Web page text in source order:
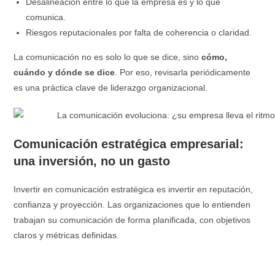
comunica.
Riesgos reputacionales por falta de coherencia o claridad.
La comunicación no es solo lo que se dice, sinocómo,
cuándo y dónde se dice . Por eso, revisarla periódicamente
es una práctica clave de liderazgo organizacional.
Comunicación estratégica empresarial:
una inversión, no un gasto
Invertir en comunicación estratégica es invertir en reputación,
confianza y proyección. Las organizaciones que lo entienden
trabajan su comunicación de forma planificada, con objetivos
claros y métricas definidas.